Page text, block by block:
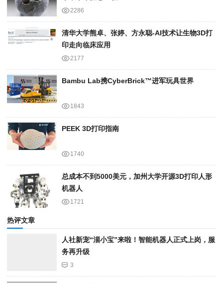
2286
清华大学熊卓、张婷、方永聪-AI技术让生物3D打
印走向临床应用
2177
Bambu Lab携Cyber​​Brick™进军玩具世界
1843
PEEK 3D打印指南
1740
总成本不到5000美元，加州大学开源3D打印人形
机器人
1721
热评文章
人社新宠“淄小宝”来啦！智能机器人正式上岗，服
务再升级
3